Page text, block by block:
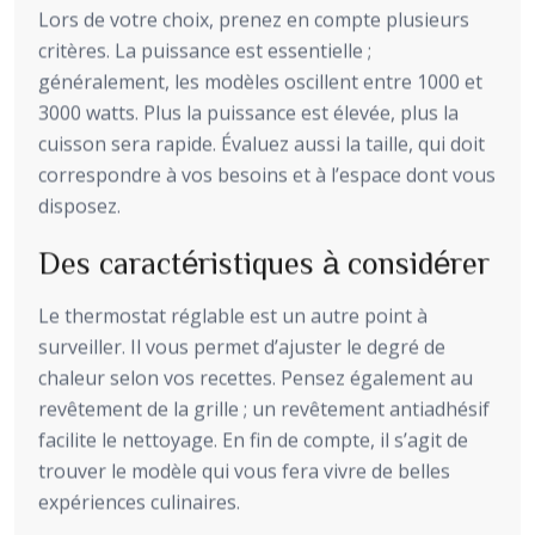
Lors de votre choix, prenez en compte plusieurs
critères. La puissance est essentielle ;
généralement, les modèles oscillent entre 1000 et
3000 watts. Plus la puissance est élevée, plus la
cuisson sera rapide. Évaluez aussi la taille, qui doit
correspondre à vos besoins et à l’espace dont vous
disposez.
Des caractéristiques à considérer
Le thermostat réglable est un autre point à
surveiller. Il vous permet d’ajuster le degré de
chaleur selon vos recettes. Pensez également au
revêtement de la grille ; un revêtement antiadhésif
facilite le nettoyage. En fin de compte, il s’agit de
trouver le modèle qui vous fera vivre de belles
expériences culinaires.